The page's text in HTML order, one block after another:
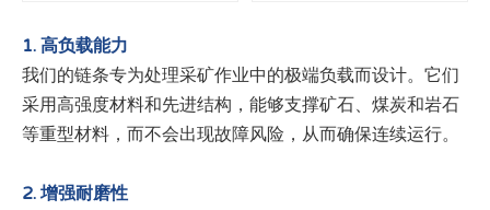
1. 高负载能力
我们的链条专为处理采矿作业中的极端负载而设计。它们
采用高强度材料和先进结构，能够支撑矿石、煤炭和岩石
等重型材料，而不会出现故障风险，从而确保连续运行。
2. 增强耐磨性